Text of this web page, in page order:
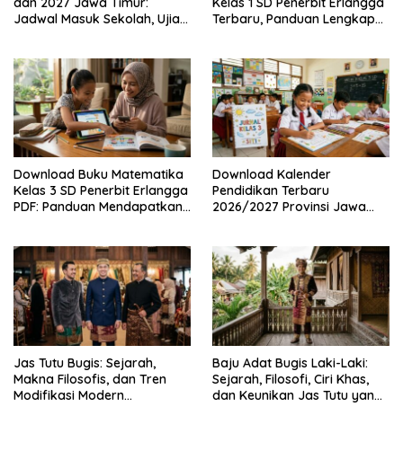
Jadwal Masuk Sekolah, Ujian,
Terbaru, Panduan Lengkap
Legal
Download Buku Matematika
Kelas 3 SD Penerbit Erlangga
PDF: Panduan Mendapatkan
Download Kalender
Pendidikan Terbaru
2026/2027 Provinsi Jawa
Manfaatnya
Jas Tutu Bugis: Sejarah,
Makna Filosofis, dan Tren
Modifikasi Modern
Baju Adat Bugis Laki-Laki:
Sejarah, Filosofi, Ciri Khas,
dan Keunikan Jas Tutu yang